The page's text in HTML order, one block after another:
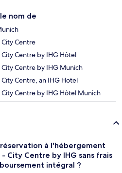
nom de
Centre
Centre by IHG Hôtel
Centre by IHG Munich
Centre, an IHG Hotel
Centre by IHG Hôtel Munich
à l'hébergement
City Centre by IHG sans frais
intégral ?